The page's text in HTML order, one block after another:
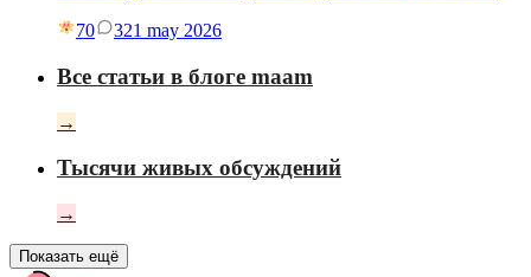
70 321 may 2026
Все статьи в блоге maam
→
Тысячи живых обсуждений
→
Показать ещё